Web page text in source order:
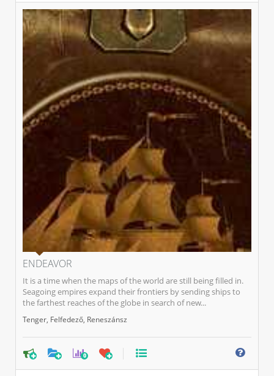
ENDEAVOR
It is a time when the maps of the world are still being filled in.
Seagoing empires expand their frontiers by sending ships to
the farthest reaches of the globe in search of new...
Tenger Felfedező Reneszánsz
0